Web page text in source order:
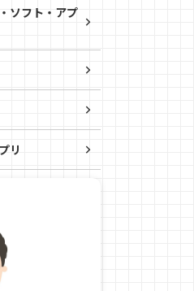
ソフト・アプ
リ